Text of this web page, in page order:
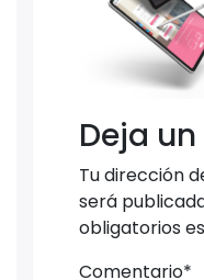
Deja
Tu dirección
será
obligatorios
Comentario*